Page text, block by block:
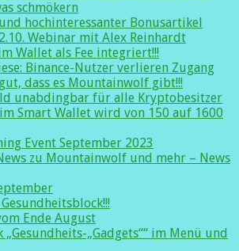
schmökern
hochinteressanter Bonusartikel
Webinar mit Alex Reinhardt
Wallet als Fee integriert!!!
Binance-Nutzer verlieren Zugang
dass es Mountainwolf gibt!!!
unabdingbar für alle Kryptobesitzer
Smart Wallet wird von 150 auf 1600
Event September 2023
zu Mountainwolf und mehr – News
Ende August
„Gadgets““ im Menü und